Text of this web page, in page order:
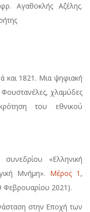
Αγαθοκλής Αζέλης.
και 1821. Μια ψηφιακή
Φουστανέλες, χλαμύδες
του εθνικού
«Ελληνική
Μνήμη». Μέρος 1 ,
Φεβρουαρίου 2021).
στην Εποχή των